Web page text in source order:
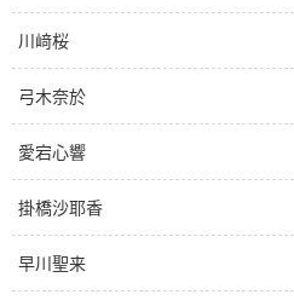
川﨑桜
弓木奈於
愛宕心響
掛橋沙耶香
早川聖来